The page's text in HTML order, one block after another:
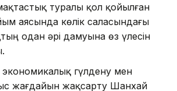
туралы қол қойылған
аясында көлік саласындағы
одан әрі дамуына өз үлесін
гүлдену мен
жағдайын жақсарту Шанхай